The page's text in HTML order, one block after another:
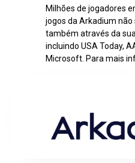
Milhões de jogadores
jogos da Arkadium
também através da
incluindo USA Today,
Microsoft. Para mais